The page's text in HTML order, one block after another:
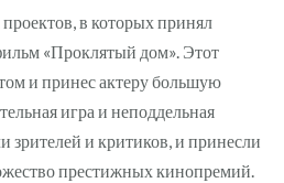
в которых принял
«Проклятый дом». Этот
и принес актеру большую
игра и неподдельная
зрителей и критиков, и принесли
престижных кинопремий.